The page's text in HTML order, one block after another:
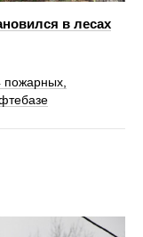
в лесах